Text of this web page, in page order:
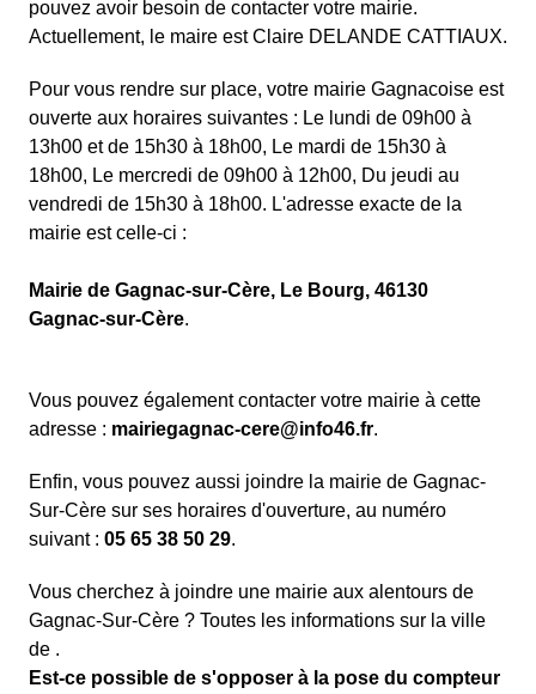
pouvez avoir besoin de contacter votre mairie.
Actuellement, le maire est Claire DELANDE CATTIAUX.
Pour vous rendre sur place, votre mairie Gagnacoise est
ouverte aux horaires suivantes : Le lundi de 09h00 à
13h00 et de 15h30 à 18h00, Le mardi de 15h30 à
18h00, Le mercredi de 09h00 à 12h00, Du jeudi au
vendredi de 15h30 à 18h00. L'adresse exacte de la
mairie est celle-ci :
Mairie de Gagnac-sur-Cère, Le Bourg, 46130
Gagnac-sur-Cère.
Vous pouvez également contacter votre mairie à cette
adresse : mairiegagnac-cere@info46.fr.
Enfin, vous pouvez aussi joindre la mairie de Gagnac-
Sur-Cère sur ses horaires d'ouverture, au numéro
suivant : 05 65 38 50 29.
Vous cherchez à joindre une mairie aux alentours de
Gagnac-Sur-Cère ? Toutes les informations sur la ville
de .
Est-ce possible de s'opposer à la pose du compteur